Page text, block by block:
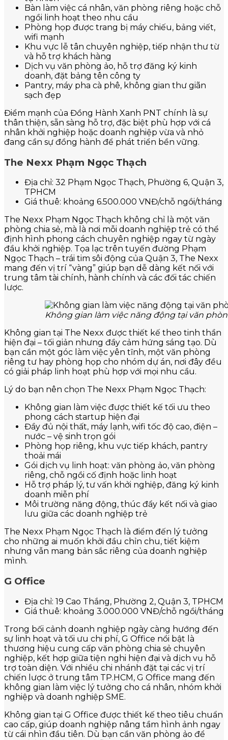
Bàn làm việc cá nhân, văn phòng riêng hoặc chỗ
ngồi linh hoạt theo nhu cầu
Phòng họp được trang bị máy chiếu, bảng viết,
wifi mạnh
Khu vực lễ tân chuyên nghiệp, tiếp nhận thư từ
và hỗ trợ khách hàng
Dịch vụ văn phòng ảo, hỗ trợ đăng ký kinh
doanh, đặt bảng tên công ty
Pantry, máy pha cà phê, không gian thư giãn
sạch đẹp
Điểm mạnh của Đồng Hành Xanh PNT chính là sự
thân thiện, sẵn sàng hỗ trợ, đặc biệt phù hợp với cá
nhân khởi nghiệp hoặc doanh nghiệp vừa và nhỏ
đang cần sự đồng hành để phát triển bền vững.
The Nexx Phạm Ngọc Thạch
Địa chỉ: 32 Phạm Ngọc Thạch, Phường 6, Quận 3,
TPHCM
Giá thuê: khoảng 6.500.000 VNĐ/chỗ ngồi/tháng
The Nexx Phạm Ngọc Thạch không chỉ là một văn
phòng chia sẻ, mà là nơi mỗi doanh nghiệp trẻ có thể
định hình phong cách chuyên nghiệp ngay từ ngày
đầu khởi nghiệp. Tọa lạc trên tuyến đường Phạm
Ngọc Thạch – trái tim sôi động của Quận 3, The Nexx
mang đến vị trí “vàng” giúp bạn dễ dàng kết nối với
trung tâm tài chính, hành chính và các đối tác chiến
lược.
Không gian làm việc năng động tại văn
Không gian tại The Nexx được thiết kế theo tinh thần
hiện đại – tối giản nhưng đầy cảm hứng sáng tạo. Dù
bạn cần một góc làm việc yên tĩnh, một văn phòng
riêng tư hay phòng họp cho nhóm dự án, nơi đây đều
có giải pháp linh hoạt phù hợp với mọi nhu cầu.
Lý do bạn nên chọn The Nexx Phạm Ngọc Thạch:
Không gian làm việc được thiết kế tối ưu theo
phong cách startup hiện đại
Đầy đủ nội thất, máy lạnh, wifi tốc độ cao, điện –
nước – vệ sinh trọn gói
Phòng họp riêng, khu vực tiếp khách, pantry
thoải mái
Gói dịch vụ linh hoạt: văn phòng ảo, văn phòng
riêng, chỗ ngồi cố định hoặc linh hoạt
Hỗ trợ pháp lý, tư vấn khởi nghiệp, đăng ký kinh
doanh miễn phí
Môi trường năng động, thúc đẩy kết nối và giao
lưu giữa các doanh nghiệp trẻ
The Nexx Phạm Ngọc Thạch là điểm đến lý tưởng
cho những ai muốn khởi đầu chỉn chu, tiết kiệm
nhưng vẫn mang bản sắc riêng của doanh nghiệp
mình.
G Office
Địa chỉ: 19 Cao Thắng, Phường 2, Quận 3, TPHCM
Giá thuê: khoảng 3.000.000 VNĐ/chỗ ngồi/tháng
Trong bối cảnh doanh nghiệp ngày càng hướng đến
sự linh hoạt và tối ưu chi phí, G Office nổi bật là
thương hiệu cung cấp văn phòng chia sẻ chuyên
nghiệp, kết hợp giữa tiện nghi hiện đại và dịch vụ hỗ
trợ toàn diện. Với nhiều chi nhánh đặt tại các vị trí
chiến lược ở trung tâm TP.HCM, G Office mang đến
không gian làm việc lý tưởng cho cá nhân, nhóm khởi
nghiệp và doanh nghiệp SME.
Không gian tại G Office được thiết kế theo tiêu chuẩn
cao cấp, giúp doanh nghiệp nâng tầm hình ảnh ngay
từ cái nhìn đầu tiên. Dù bạn cần văn phòng ảo để